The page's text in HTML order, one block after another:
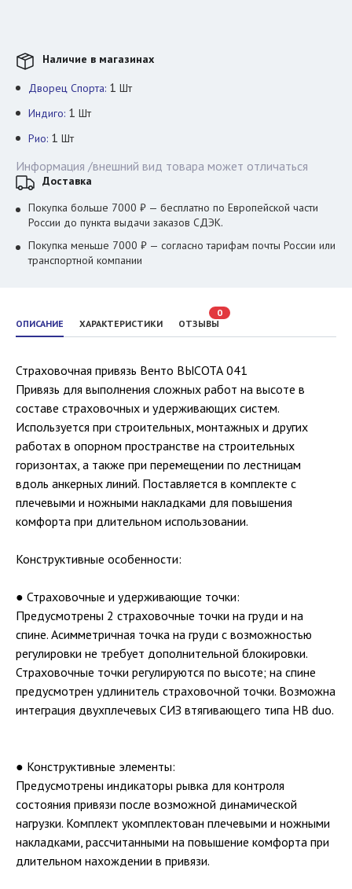
ОПИСАНИЕ ХАРАКТЕРИСТИКИ ОТЗЫВЫ
0
Страховочная привязь Венто ВЫСОТА 041
Привязь для выполнения сложных работ на высоте в
составе страховочных и удерживающих систем.
Используется при строительных, монтажных и других
работах в опорном пространстве на строительных
горизонтах, а также при перемещении по лестницам
вдоль анкерных линий. Поставляется в комплекте с
плечевыми и ножными накладками для повышения
комфорта при длительном использовании.
Конструктивные особенности:
● Страховочные и удерживающие точки:
Предусмотрены 2 страховочные точки на груди и на
спине. Асимметричная точка на груди с возможностью
регулировки не требует дополнительной блокировки.
Страховочные точки регулируются по высоте; на спине
предусмотрен удлинитель страховочной точки. Возможна
интеграция двухплечевых СИЗ втягивающего типа НВ duo.
● Конструктивные элементы:
Предусмотрены индикаторы рывка для контроля
состояния привязи после возможной динамической
нагрузки. Комплект укомплектован плечевыми и ножными
накладками, рассчитанными на повышение комфорта при
длительном нахождении в привязи.
Наличие в магазинах
Дворец Спорта: 1 Шт
Индиго: 1 Шт
Рио: 1 Шт
Информация /внешний вид товара может отличаться
Доставка
Покупка больше 7000 ₽ — бесплатно по Европейской части
России до пункта выдачи заказов СДЭК.
Покупка меньше 7000 ₽ — согласно тарифам почты России или
транспортной компании